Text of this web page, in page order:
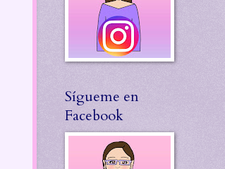
Sígueme en
Facebook